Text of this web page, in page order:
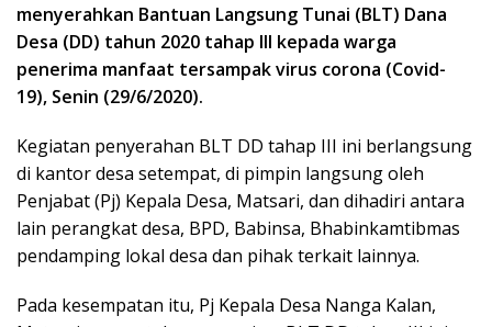
menyerahkan Bantuan Langsung Tunai (BLT) Dana
Desa (DD) tahun 2020 tahap III kepada warga
penerima manfaat tersampak virus corona (Covid-
19), Senin (29/6/2020).
Kegiatan penyerahan BLT DD tahap III ini berlangsung
di kantor desa setempat, di pimpin langsung oleh
Penjabat (Pj) Kepala Desa, Matsari, dan dihadiri antara
lain perangkat desa, BPD, Babinsa, Bhabinkamtibmas
pendamping lokal desa dan pihak terkait lainnya.
Pada kesempatan itu, Pj Kepala Desa Nanga Kalan,